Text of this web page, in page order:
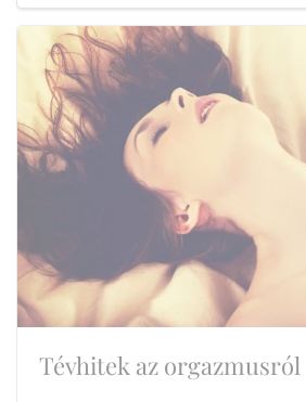
Tévhitek az orgazmusról